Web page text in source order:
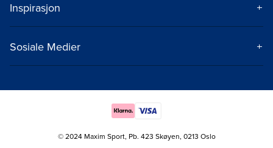
Kontakt
Frakt og levering
Spørsmål og svar
Inspirasjon
Treningstips
Treningsprogram
Styrketrening
Sosiale Medier
Instagram
© 2024 Maxim Sport, Pb. 423 Skøyen, 0213 Oslo